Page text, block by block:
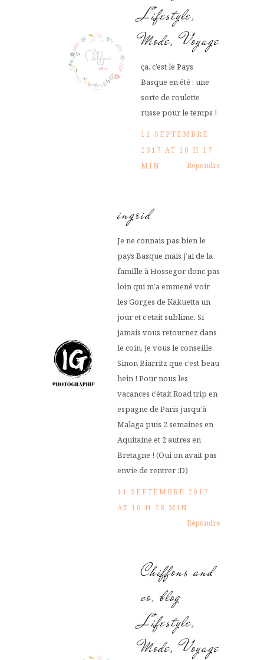
Lifestyle,
Mode, Voyage
ça, c’est le Pays
Basque en été : une
sorte de roulette
russe pour le temps !
11 SEPTEMBRE
2017 AT 10 H 17
MIN
Répondre
ingrid
Je ne connais pas bien le
pays Basque mais j’ai de la
famille à Hossegor donc pas
loin qui m’a emmené voir
les Gorges de Kakuetta un
jour et c’etait sublime. Si
jamais vous retournez dans
le coin, je vous le conseille.
Sinon Biarritz que c’est beau
hein ! Pour nous les
vacances c’était Road trip en
espagne de Paris jusqu’à
Malaga puis 2 semaines en
Aquitaine et 2 autres en
Bretagne ! (Oui on avait pas
envie de rentrer :D)
11 SEPTEMBRE 2017
AT 10 H 28 MIN
Répondre
Chiffons and
co, blog
Lifestyle,
Mode, Voyage